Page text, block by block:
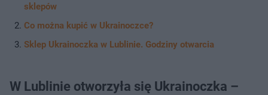
sklepów
Co można kupić w Ukrainoczce?
Sklep Ukrainoczka w Lublinie. Godziny otwarcia
W Lublinie otworzyła się Ukrainoczka –